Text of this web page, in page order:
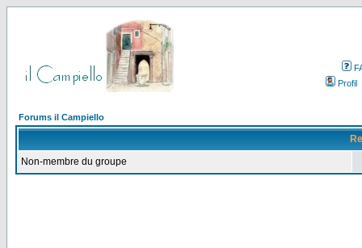
Profil
Forums il Campiello
Non-membre du groupe